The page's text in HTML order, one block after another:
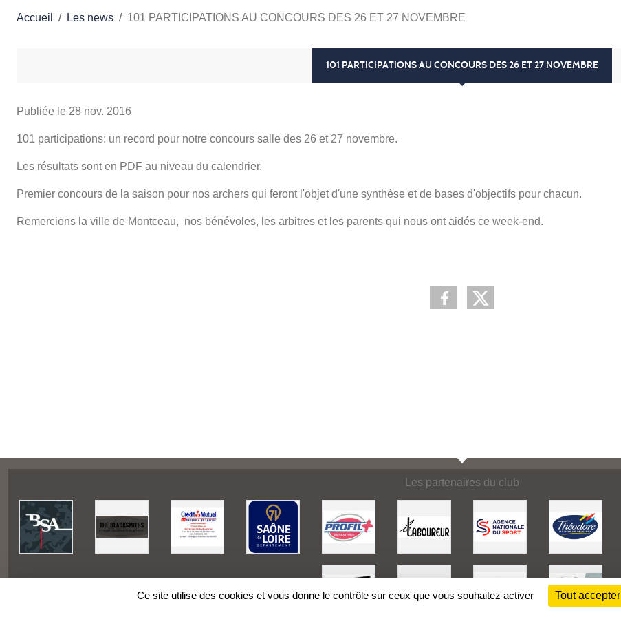
Accueil Les news 101 PARTICIPATIONS AU CONCOURS DES 26 ET 27 NOVEMBRE
101 PARTICIPATIONS AU CONCOURS DES 26 ET 27 NOVEMBRE
Publiée le 28 nov. 2016
101 participations: un record pour notre concours salle des 26 et 27 novembre.
Les résultats sont en PDF au niveau du calendrier.
Premier concours de la saison pour nos archers qui feront l'objet d'une synthèse et de bases d'objectifs pour chacun.
Remercions la ville de Montceau, nos bénévoles, les arbitres et les parents qui nous ont aidés ce week-end.
Les partenaires du club
Ce site utilise des cookies et vous donne le contrôle sur ceux que vous souhaitez activer Tout accepter